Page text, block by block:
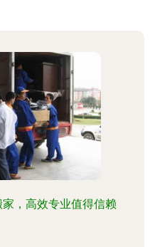
，高效专业值得信赖